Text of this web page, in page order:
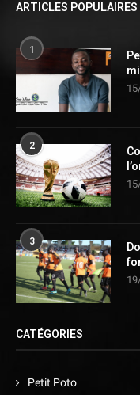
ARTICLES POPULAIRES
1
2
3
CATÉGORIES
Petit Poto